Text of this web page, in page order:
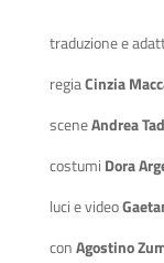
traduzione e
regiaCinzia
sceneAndrea
costumi Dora
luci e video
conAgostino